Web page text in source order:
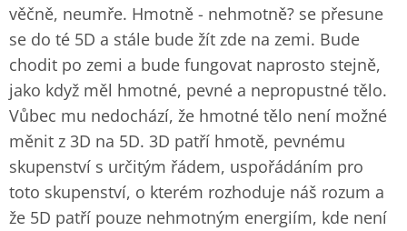
věčně, neumře. Hmotně - nehmotně? se přesune
se do té 5D a stále bude žít zde na zemi. Bude
chodit po zemi a bude fungovat naprosto stejně,
jako když měl hmotné, pevné a nepropustné tělo.
Vůbec mu nedochází, že hmotné tělo není možné
měnit z 3D na 5D. 3D patří hmotě, pevnému
skupenství s určitým řádem, uspořádáním pro
toto skupenství, o kterém rozhoduje náš rozum a
že 5D patří pouze nehmotným energiím, kde není